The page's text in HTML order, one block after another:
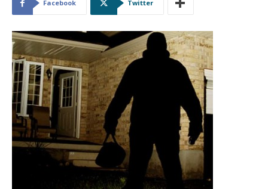
Facebook Twitter